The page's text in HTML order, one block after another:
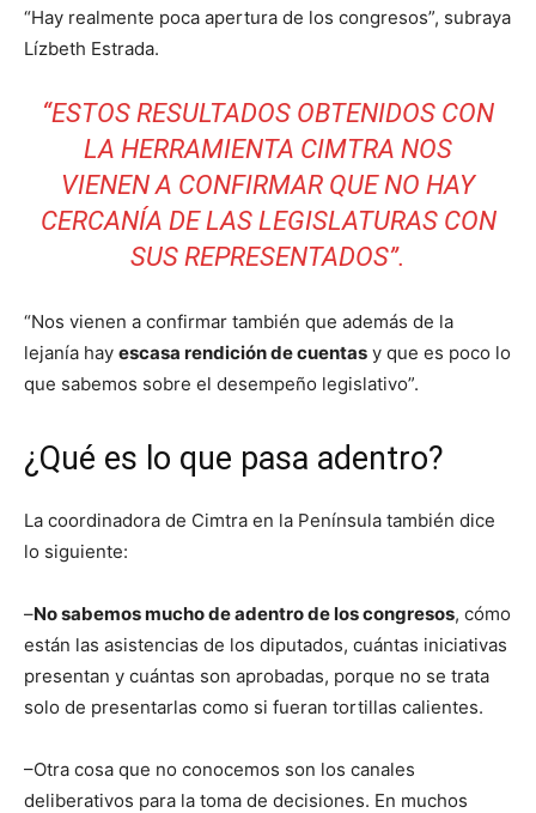
“Hay realmente poca apertura de los congresos”, subraya
Lízbeth Estrada.
“ESTOS RESULTADOS OBTENIDOS CON
LA HERRAMIENTA CIMTRA NOS
VIENEN A CONFIRMAR QUE NO HAY
CERCANÍA DE LAS LEGISLATURAS CON
SUS REPRESENTADOS”.
“Nos vienen a confirmar también que además de la
lejanía hay escasa rendición de cuentas y que es poco lo
que sabemos sobre el desempeño legislativo”.
¿Qué es lo que pasa adentro?
La coordinadora de Cimtra en la Península también dice
lo siguiente:
–No sabemos mucho de adentro de los congresos, cómo
están las asistencias de los diputados, cuántas iniciativas
presentan y cuántas son aprobadas, porque no se trata
solo de presentarlas como si fueran tortillas calientes.
–Otra cosa que no conocemos son los canales
deliberativos para la toma de decisiones. En muchos